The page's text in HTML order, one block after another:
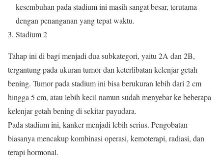
kesembuhan pada stadium ini masih sangat besar, terutama
dengan penanganan yang tepat waktu.
Stadium 2
Tahap ini di bagi menjadi dua subkategori, yaitu 2A dan 2B,
tergantung pada ukuran tumor dan keterlibatan kelenjar getah
bening. Tumor pada stadium ini bisa berukuran lebih dari 2 cm
hingga 5 cm, atau lebih kecil namun sudah menyebar ke beberapa
kelenjar getah bening di sekitar payudara.
Pada stadium ini, kanker menjadi lebih serius. Pengobatan
biasanya mencakup kombinasi operasi, kemoterapi, radiasi, dan
terapi hormonal.